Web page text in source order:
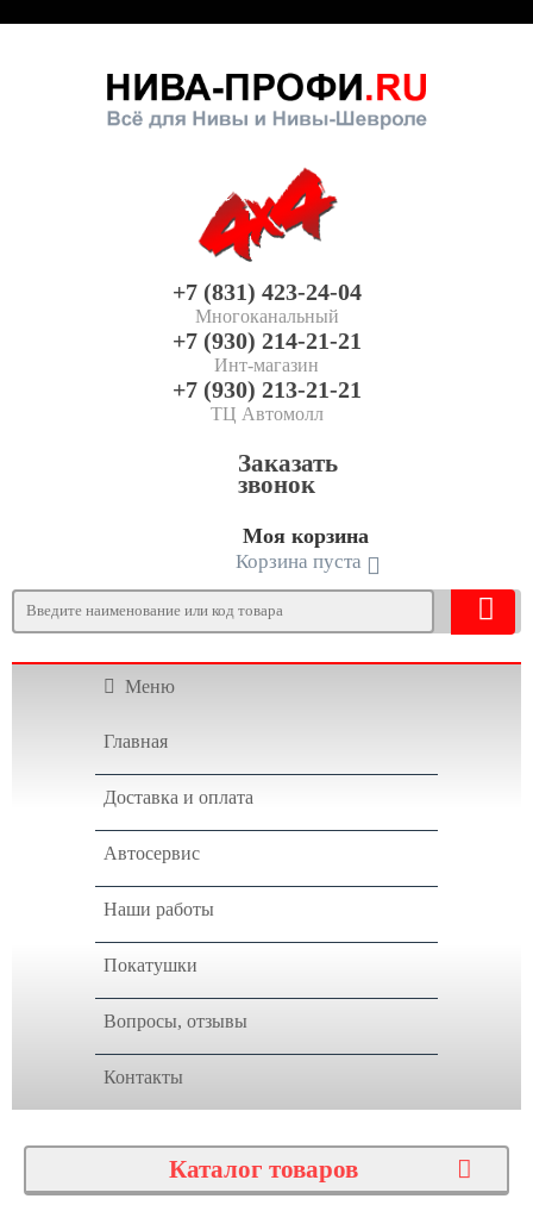
+7 (831) 423-24-04
Многоканальный
+7 (930) 214-21-21
Инт-магазин
+7 (930) 213-21-21
ТЦ Автомолл
Заказать
звонок
Моя корзина
Корзина пуста
Меню
Главная
Доставка и оплата
Автосервис
Наши работы
Покатушки
Вопросы, отзывы
Контакты
Каталог товаров